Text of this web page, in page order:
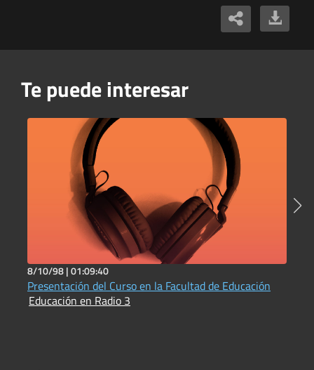
Te puede interesar
8/10/98 |01:09:40
Presentación del Curso en la Facultad de Educación
Educación en Radio 3